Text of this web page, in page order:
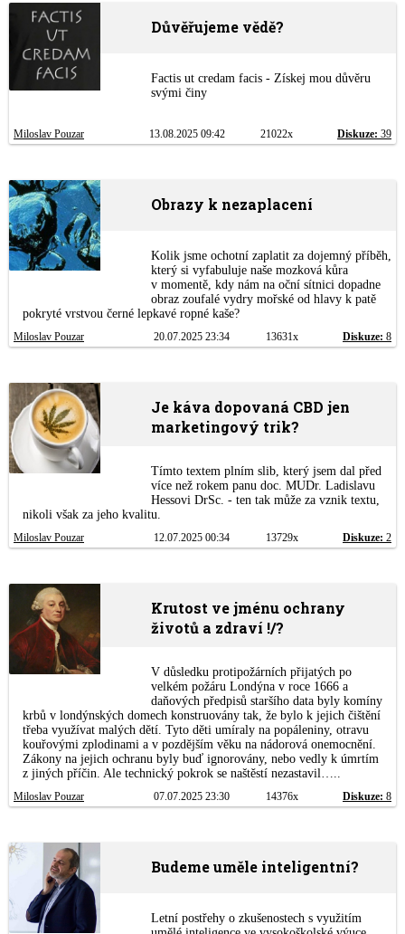
Důvěřujeme vědě?
Factis ut credam facis - Získej mou důvěru
svými činy
Miloslav Pouzar 13.08.2025 09:42 21022x Diskuze: 39
Obrazy k nezaplacení
Kolik jsme ochotní zaplatit za dojemný příběh,
který si vyfabuluje naše mozková kůra
v momentě, kdy nám na oční sítnici dopadne
obraz zoufalé vydry mořské od hlavy k patě
pokryté vrstvou černé lepkavé ropné kaše?
Miloslav Pouzar 20.07.2025 23:34 13631x Diskuze: 8
Je káva dopovaná CBD jen
marketingový trik?
Tímto textem plním slib, který jsem dal před
více než rokem panu doc. MUDr. Ladislavu
Hessovi DrSc. - ten tak může za vznik textu,
nikoli však za jeho kvalitu.
Miloslav Pouzar 12.07.2025 00:34 13729x Diskuze: 2
Krutost ve jménu ochrany
životů a zdraví !/?
V důsledku protipožárních přijatých po
velkém požáru Londýna v roce 1666 a
daňových předpisů staršího data byly komíny
krbů v londýnských domech konstruovány tak, že bylo k jejich čištění
třeba využívat malých dětí. Tyto děti umíraly na popáleniny, otravu
kouřovými zplodinami a v pozdějším věku na nádorová onemocnění.
Zákony na jejich ochranu byly buď ignorovány, nebo vedly k úmrtím
z jiných příčin. Ale technický pokrok se naštěstí nezastavil…..
Miloslav Pouzar 07.07.2025 23:30 14376x Diskuze: 8
Budeme uměle inteligentní?
Letní postřehy o zkušenostech s využitím